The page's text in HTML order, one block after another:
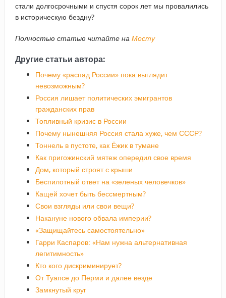
стали долгосрочными и спустя сорок лет мы провалились
в историческую бездну?
Полностью статью читайте на Мосту
Другие статьи автора:
Почему «распад России» пока выглядит
невозможным?
Россия лишает политических эмигрантов
гражданских прав
Топливный кризис в России
Почему нынешняя Россия стала хуже, чем СССР?
Тоннель в пустоте, как Ёжик в тумане
Как пригожинский мятеж опередил свое время
Дом, который строят с крыши
Беспилотный ответ на «зеленых человечков»
Кащей хочет быть бессмертным?
Свои взгляды или свои вещи?
Накануне нового обвала империи?
«Защищайтесь самостоятельно»
Гарри Каспаров: «Нам нужна альтернативная
легитимность»
Кто кого дискриминирует?
От Туапсе до Перми и далее везде
Замкнутый круг